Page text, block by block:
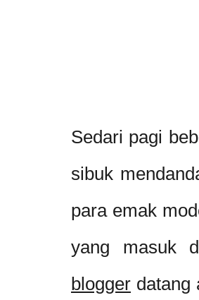
Sedari pagi
sibuk
para emak
yang masuk
blogger datang